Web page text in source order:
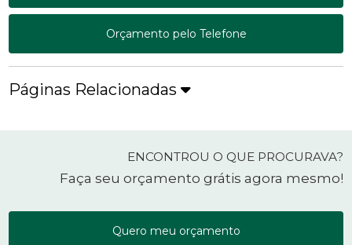
Orçamento pelo Telefone
Páginas Relacionadas
ENCONTROU O QUE PROCURAVA?
Faça seu orçamento grátis agora mesmo!
Quero meu orçamento